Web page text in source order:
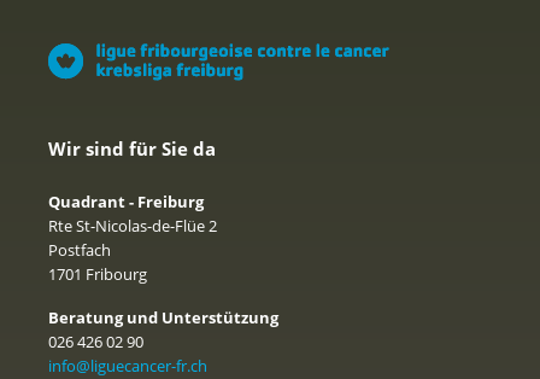
Wir sind für Sie da
Quadrant - Freiburg
Rte St-Nicolas-de-Flüe 2
Postfach
1701 Fribourg
Beratung und Unterstützung
026 426 02 90
info@liguecancer-fr.ch